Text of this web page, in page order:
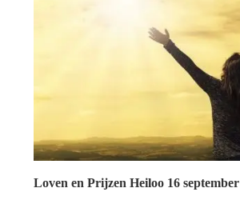
Loven en Prijzen Heiloo 16 september